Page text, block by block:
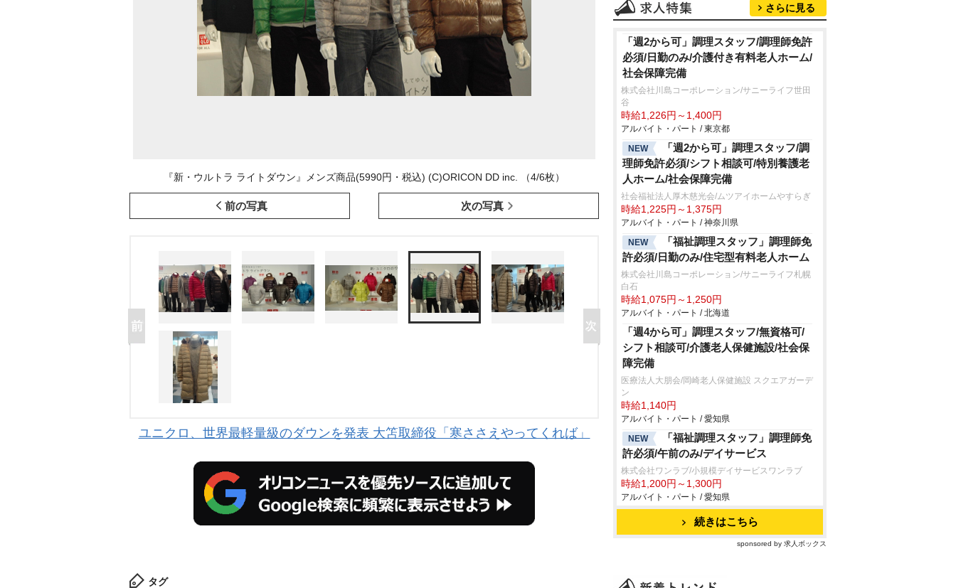
『新・ウルトラ ライトダウン』メンズ商品(5990円・税込) (C)ORICON DD inc. （4/6枚）
前の写真 次の写真
ユニクロ、世界最軽量級のダウンを発表 大笘取締役「寒ささえやってくれば」
タグ
さらに見る
「週2から可」調理スタッフ/調理師免許
必須/日勤のみ/介護付き有料老人ホーム/
社会保障完備
株式会社川島コーポレーション/サニーライフ世田
谷
時給1,226円～1,400円
アルバイト・パート / 東京都
NEW
「週2から可」調理スタッフ/調
理師免許必須/シフト相談可/特別養護老
人ホーム/社会保障完備
社会福祉法人厚木慈光会/ムツアイホームやすらぎ
時給1,225円～1,375円
アルバイト・パート / 神奈川県
NEW
「福祉調理スタッフ」調理師免
許必須/日勤のみ/住宅型有料老人ホーム
株式会社川島コーポレーション/サニーライフ札幌
白石
時給1,075円～1,250円
アルバイト・パート / 北海道
「週4から可」調理スタッフ/無資格可/
シフト相談可/介護老人保健施設/社会保
障完備
医療法人大朋会/岡崎老人保健施設 スクエアガーデ
ン
時給1,140円
アルバイト・パート / 愛知県
NEW
「福祉調理スタッフ」調理師免
許必須/午前のみ/デイサービス
株式会社ワンラブ/小規模デイサービスワンラブ
時給1,200円～1,300円
アルバイト・パート / 愛知県
続きはこちら
sponsored by 求人ボックス